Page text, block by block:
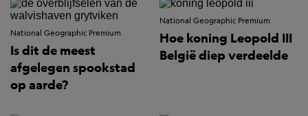
National Geographic Premium
Is dit de meest
afgelegen spookstad
op aarde?
National Geographic Premium
Hoe koning Leopold III
België diep verdeelde